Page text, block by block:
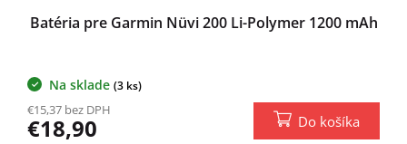
Batéria pre Garmin Nüvi 200 Li-Polymer 1200 mAh
Na sklade (3 ks)
€15,37 bez DPH
€18,90 Do košíka